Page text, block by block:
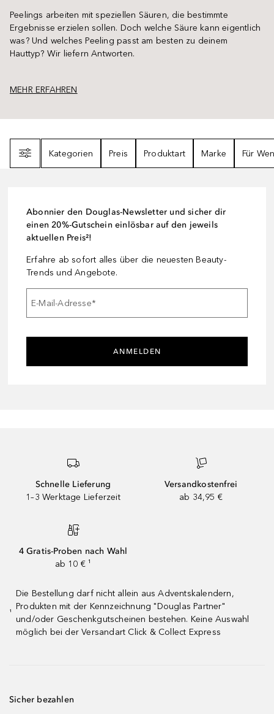
Peelings arbeiten mit speziellen Säuren, die bestimmte
Ergebnisse erzielen sollen. Doch welche Säure kann eigentlich
was? Und welches Peeling passt am besten zu deinem
Hauttyp? Wir liefern Antworten.
MEHR ERFAHREN
Kategorien
Preis Produktart Marke Für
Abonnier den Douglas-Newsletter und sicher dir
einen 20%-Gutschein einlösbar auf den jeweils
aktuellen Preis²!
Erfahre ab sofort alles über die neuesten Beauty-
Trends und Angebote.
E-Mail-Adresse*
ANMELDEN
Schnelle Lieferung
1–3 Werktage Lieferzeit
Versandkostenfrei
ab 34,95 €
4 Gratis-Proben nach Wahl
ab 10 € ¹
¹
Die Bestellung darf nicht allein aus Adventskalendern,
Produkten mit der Kennzeichnung "Douglas Partner"
und/oder Geschenkgutscheinen bestehen. Keine Auswahl
möglich bei der Versandart Click & Collect Express
Sicher bezahlen